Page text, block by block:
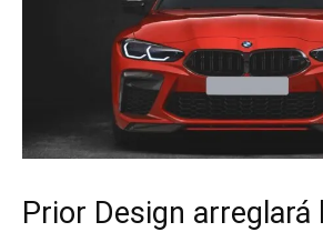
Prior Design arreglará